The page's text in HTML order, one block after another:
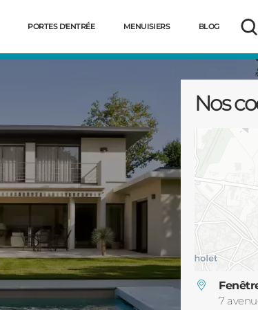
Démarrer
PORTES D'ENTRÉE MENUISIERS BLOG
Nos
7